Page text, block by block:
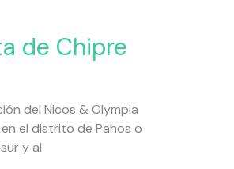
de Chipre
del Nicos & Olympia
el distrito de Pahos o
y al